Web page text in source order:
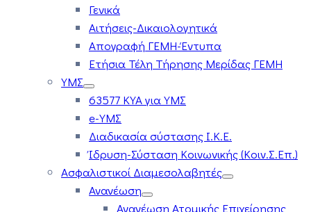
Γενικά
Αιτήσεις-Δικαιολογητικά
Απογραφή ΓΕΜΗ-Έντυπα
Ετήσια Τέλη Τήρησης Μερίδας ΓΕΜΗ
ΥΜΣ
63577 ΚΥΑ για ΥΜΣ
e-ΥΜΣ
Διαδικασία σύστασης Ι.Κ.Ε.
Ίδρυση-Σύσταση Κοινωνικής (Κοιν.Σ.Επ.)
Ασφαλιστικοί Διαμεσολαβητές
Ανανέωση
Ανανέωση Ατομικής Επιχείρησης